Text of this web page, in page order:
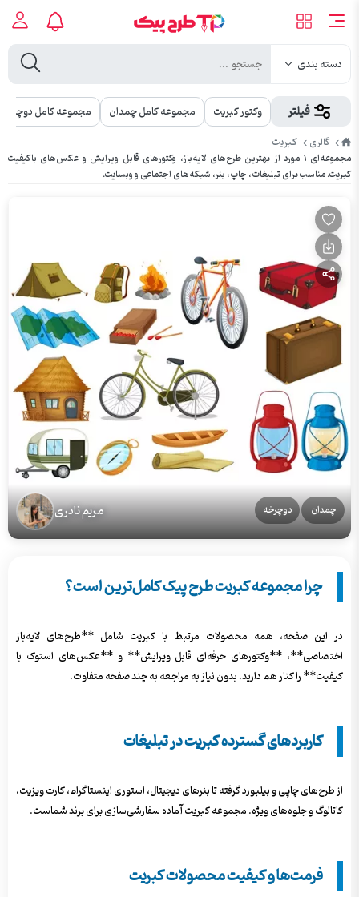
دسته بندی
فیلتر وکتور کبریت مجموعه کامل چمدان
مجموعه کامل دوچرخه
طرح
پیک
گالری کبریت
مجموعه‌ای ۱ مورد از بهترین طرح‌های لایه‌باز، وکتورهای قابل ویرایش و عکس‌های باکیفیت
کبریت. مناسب برای تبلیغات، چاپ، بنر، شبکه‌های اجتماعی و وبسایت.
چمدان دوچرخه مریم نادری
چرا مجموعه کبریت طرح پیک کامل‌ترین است؟
در این صفحه، همه محصولات مرتبط با کبریت شامل **طرح‌های لایه‌باز
اختصاصی**، **وکتورهای حرفه‌ای قابل ویرایش** و **عکس‌های استوک با
کیفیت** را کنار هم دارید. بدون نیاز به مراجعه به چند صفحه متفاوت.
کاربردهای گسترده کبریت در تبلیغات
از طرح‌های چاپی و بیلبورد گرفته تا بنرهای دیجیتال، استوری اینستاگرام، کارت ویزیت،
کاتالوگ و جلوه‌های ویژه. مجموعه کبریت آماده سفارشی‌سازی برای برند شماست.
فرمت‌ها و کیفیت محصولات کبریت